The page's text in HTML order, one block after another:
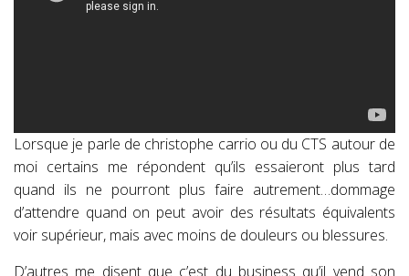
Lorsque je parle de christophe carrio ou du CTS autour de
moi certains me répondent qu’ils essaieront plus tard
quand ils ne pourront plus faire autrement…dommage
d’attendre quand on peut avoir des résultats équivalents
voir supérieur, mais avec moins de douleurs ou blessures.
D’autres me disent que c’est du business qu’il vend son